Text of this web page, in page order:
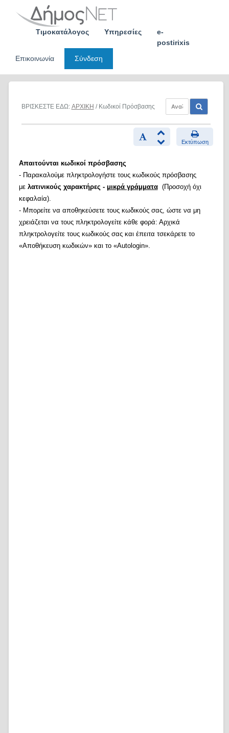
Τιμοκατάλογος Υπηρεσίες
e-
postirixis
Επικοινωνία
Σύνδεση
ΒΡΙΣΚΕΣΤΕ ΕΔΩ: ΑΡΧΙΚΗ / Κωδικοί Πρόσβασης
Εκτύπωση
Απαιτούνται κωδικοί πρόσβασης
- Παρακαλούμε πληκτρολογήστε τους κωδικούς πρόσβασης
με λατινικούς χαρακτήρες - μικρά γράμματα(Προσοχή όχι
κεφαλαία).
- Μπορείτε να αποθηκεύσετε τους κωδικούς σας, ώστε να μη
χρειάζεται να τους πληκτρολογείτε κάθε φορά: Αρχικά
πληκτρολογείτε τους κωδικούς σας και έπειτα τσεκάρετε το
«Αποθήκευση κωδικών» και το «Autologin».